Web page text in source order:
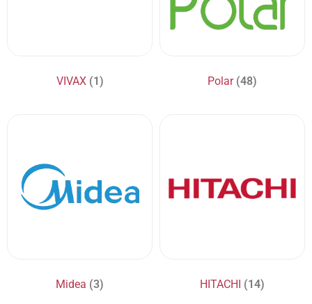
VIVAX (1) Polar (48)
Midea (3) HITACHI (14)